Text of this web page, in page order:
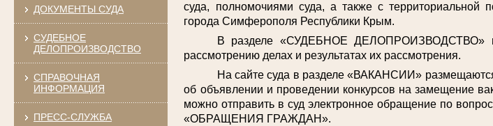
ДОКУМЕНТЫ СУДА
СУДЕБНОЕ
ДЕЛОПРОИЗВОДСТВО
СПРАВОЧНАЯ
ИНФОРМАЦИЯ
ПРЕСС-СЛУЖБА
суда, полномочиями суда, а также с территориальной
города Симферополя Республики Крым.
В разделе «СУДЕБНОЕ ДЕЛОПРОИЗВОДСТВО»
рассмотрению делах и результатах их рассмотрения.
На сайте суда в разделе «ВАКАНСИИ»
об объявлении и проведении конкурсов на замещение
можно отправить в суд электронное обращение по
«ОБРАЩЕНИЯ ГРАЖДАН».